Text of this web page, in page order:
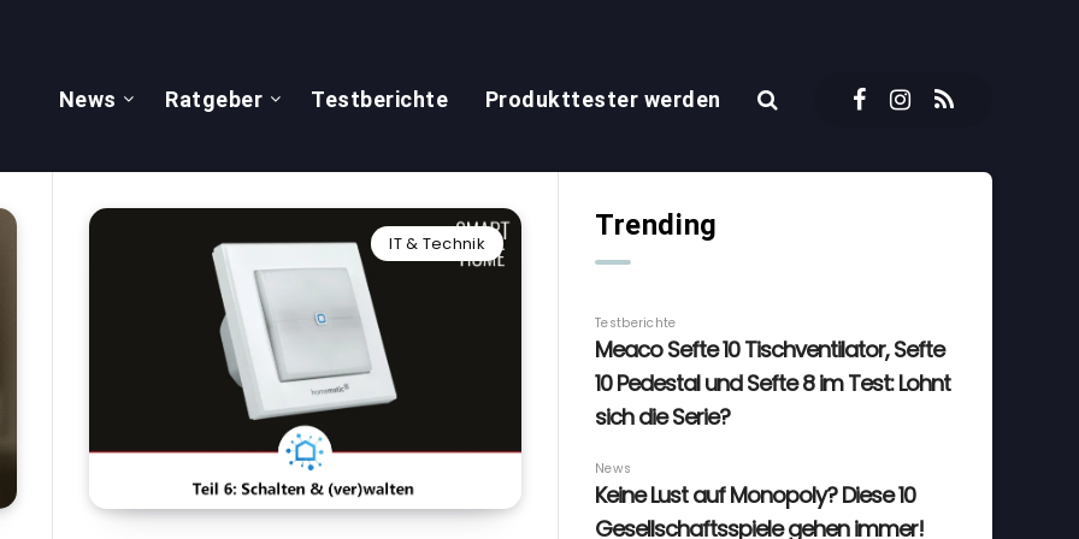
News Ratgeber Testberichte Produkttester werden
IT & Technik
Trending